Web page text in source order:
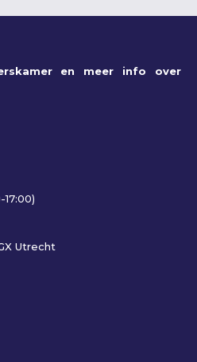
en meer info over
Utrecht